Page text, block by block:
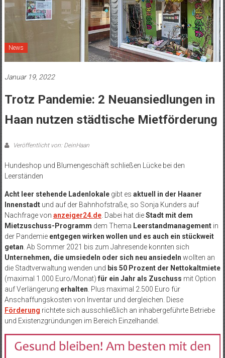
News
Januar 19, 2022
Trotz Pandemie: 2 Neuansiedlungen in
Haan nutzen städtische Mietförderung
Veröffentlicht von: DeinHaan
Hundeshop und Blumengeschäft schließen Lücke bei den
Leerständen
Acht leer stehende Ladenlokalegibt es aktuell in der Haaner
Innenstadtund auf der Bahnhofstraße, so Sonja Kunders auf
Nachfrage von anzeiger24.de. Dabei hat dieStadt mit dem
Mietzuschuss-Programm dem Thema Leerstandmanagementin
der Pandemie entgegen wirken wollen und es auch ein stückweit
getan . Ab Sommer 2021 bis zum Jahresende konnten sich
Unternehmen, die umsiedeln oder sich neu ansiedeln wollten an
die Stadtverwaltung wenden und bis 50 Prozent der Nettokaltmiete
(maximal 1.000 Euro/Monat) für ein Jahr als Zuschuss mit Option
auf Verlängerung erhalten . Plus maximal 2.500 Euro für
Anschaffungskosten von Inventar und dergleichen. Diese
Förderung richtete sich ausschließlich an inhabergeführte Betriebe
und Existenzgründungen im Bereich Einzelhandel.